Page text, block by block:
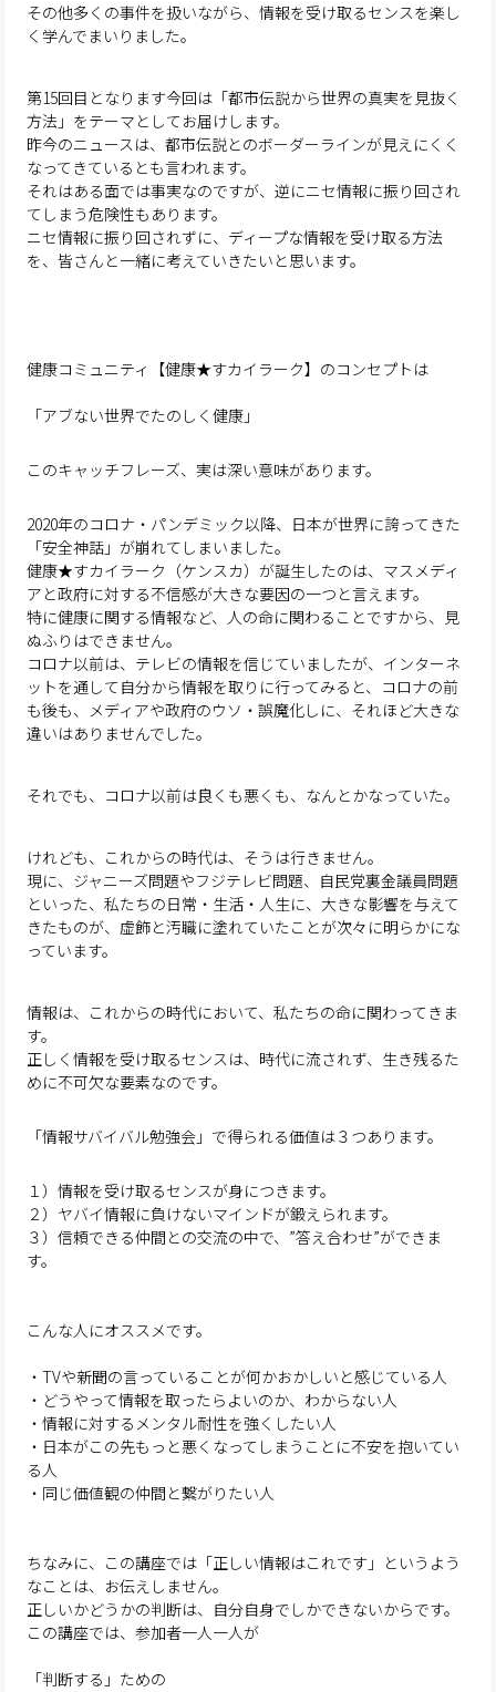
その他多くの事件を扱いながら、情報を受け取るセンスを楽し
く学んでまいりました。
第15回目となります今回は「都市伝説から世界の真実を見抜く
方法」をテーマとしてお届けします。
昨今のニュースは、都市伝説とのボーダーラインが見えにくく
なってきているとも言われます。
それはある面では事実なのですが、逆にニセ情報に振り回され
てしまう危険性もあります。
ニセ情報に振り回されずに、ディープな情報を受け取る方法
を、皆さんと一緒に考えていきたいと思います。
健康コミュニティ【健康★すカイラーク】のコンセプトは
「アブない世界でたのしく健康」
このキャッチフレーズ、実は深い意味があります。
2020年のコロナ・パンデミック以降、日本が世界に誇ってきた
「安全神話」が崩れてしまいました。
健康★すカイラーク（ケンスカ）が誕生したのは、マスメディ
アと政府に対する不信感が大きな要因の一つと言えます。
特に健康に関する情報など、人の命に関わることですから、見
ぬふりはできません。
コロナ以前は、テレビの情報を信じていましたが、インターネ
ットを通して自分から情報を取りに行ってみると、コロナの前
も後も、メディアや政府のウソ・誤魔化しに、それほど大きな
違いはありませんでした。
それでも、コロナ以前は良くも悪くも、なんとかなっていた。
けれども、これからの時代は、そうは行きません。
現に、ジャニーズ問題やフジテレビ問題、自民党裏金議員問題
といった、私たちの日常・生活・人生に、大きな影響を与えて
きたものが、虚飾と汚職に塗れていたことが次々に明らかにな
っています。
情報は、これからの時代において、私たちの命に関わってきま
す。
正しく情報を受け取るセンスは、時代に流されず、生き残るた
めに不可欠な要素なのです。
「情報サバイバル勉強会」で得られる価値は３つあります。
１）情報を受け取るセンスが身につきます。
２）ヤバイ情報に負けないマインドが鍛えられます。
３）信頼できる仲間との交流の中で、”答え合わせ”ができま
す。
こんな人にオススメです。
・TVや新聞の言っていることが何かおかしいと感じている人
・どうやって情報を取ったらよいのか、わからない人
・情報に対するメンタル耐性を強くしたい人
・日本がこの先もっと悪くなってしまうことに不安を抱いてい
る人
・同じ価値観の仲間と繋がりたい人
ちなみに、この講座では「正しい情報はこれです」というよう
なことは、お伝えしません。
正しいかどうかの判断は、自分自身でしかできないからです。
この講座では、参加者一人一人が
「判断する」ための